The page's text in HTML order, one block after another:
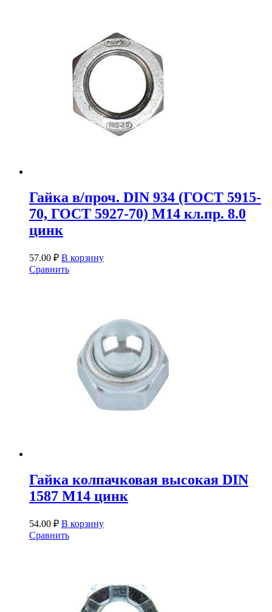
Гайка в/проч. DIN 934 (ГОСТ 5915-
70, ГОСТ 5927-70) М14 кл.пр. 8.0
цинк
57.00 ₽ В корзину
Сравнить
Гайка колпачковая высокая DIN
1587 М14 цинк
54.00 ₽ В корзину
Сравнить